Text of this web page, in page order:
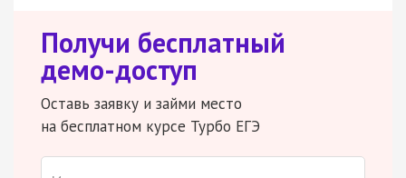
Получи бесплатный
демо-доступ
Оставь заявку и займи место
на бесплатном курсе Турбо ЕГЭ